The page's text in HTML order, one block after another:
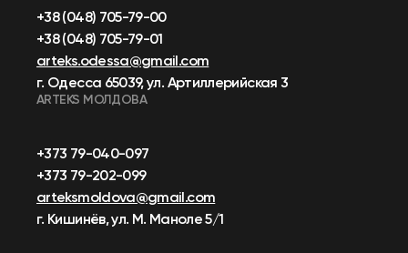
+38 (048) 705-79-00
+38 (048) 705-79-01
arteks.odessa@gmail.com
г. Одесса 65039, ул. Артиллерийская 3
ARTEKS МОЛДОВА
+373 79-040-097
+373 79-202-099
arteksmoldova@gmail.com
г. Кишинёв, ул. М. Маноле 5/1